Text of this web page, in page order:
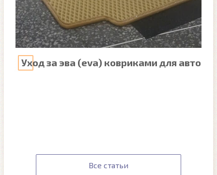
Уход за эва (eva) ковриками для авто
Все статьи